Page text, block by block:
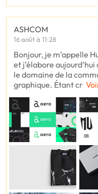
ASHCOM
16 août à 11:28
Bonjour, je m’appelle
et j’élabore
le domaine de la
graphique. Étant cr